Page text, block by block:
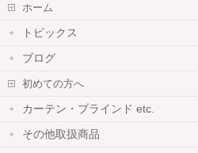
ホーム
トピックス
ブログ
初めての方へ
カーテン・ブラインド etc.
その他取扱商品